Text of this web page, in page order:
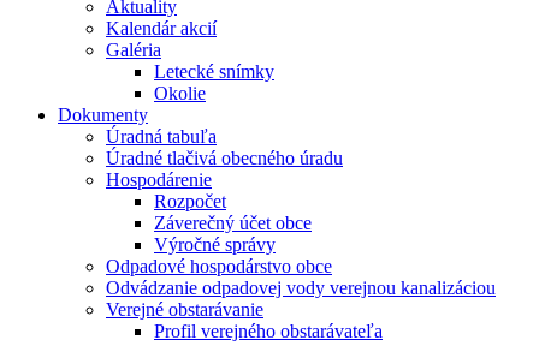
Aktuality
Kalendár akcií
Galéria
Letecké snímky
Okolie
Dokumenty
Úradná tabuľa
Úradné tlačivá obecného úradu
Hospodárenie
Rozpočet
Záverečný účet obce
Výročné správy
Odpadové hospodárstvo obce
Odvádzanie odpadovej vody verejnou kanalizáciou
Verejné obstarávanie
Profil verejného obstarávateľa